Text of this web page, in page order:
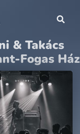
& Takács
Fogas Ház